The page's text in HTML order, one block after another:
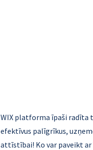
WIX platforma īpaši radīta
efektīvus palīgrīkus,
attīstībai! Ko var paveikt ar